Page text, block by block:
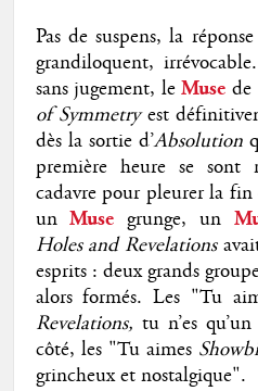
Pas de suspens, la
grandiloquent,
sans jugement, leMuse de
of Symmetryest
dès la sortie d’Absolution
première heure se sont
cadavre pour pleurer la fin
unMusegrunge, un
Holes and Revelations
esprits : deux grands
alors formés. Les "Tu
Revelations, tu n’es
côté, les "Tu aimes
grincheux et nostalgique".